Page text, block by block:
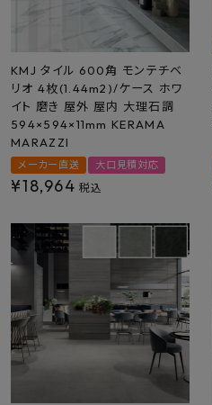
KMJ タイル 600角 モンテチベ
リオ 4枚(1.44m2)/ケース ホワ
イト 磨き 屋外 屋内 大理石調
594×594×11mm KERAMA
MARAZZI
メーカー直送 大口見積対応
¥18,964 税込